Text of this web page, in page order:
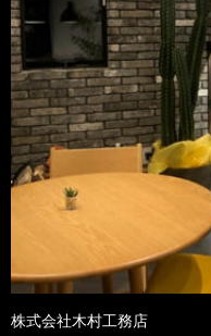
株式会社木村工務店